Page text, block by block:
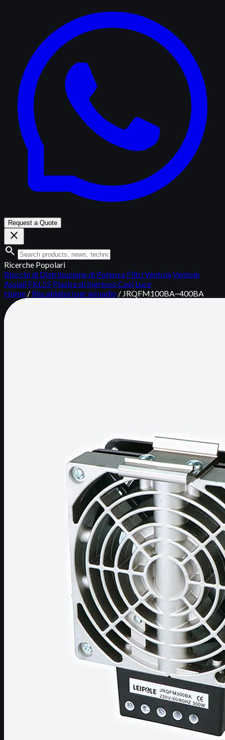
Request a Quote
close
search
Ricerche Popolari
Blocchi di Distribuzione di Potenza Filtri VentolaVentole
Assiali FKL55 Piastre di Ingresso Cavi Luce
Home / Riscaldatori per armadio / JRQFM100BA~400BA